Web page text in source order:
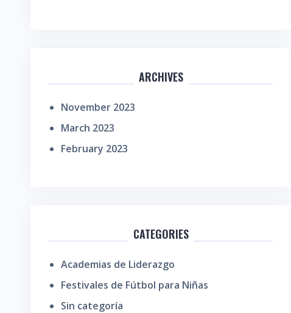
ARCHIVES
November 2023
March 2023
February 2023
CATEGORIES
Academias de Liderazgo
Festivales de Fútbol para Niñas
Sin categoría